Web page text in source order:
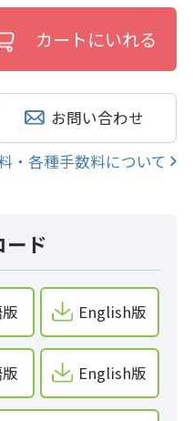
お問い合わせ
・各種手数料について
ード
English版
English版